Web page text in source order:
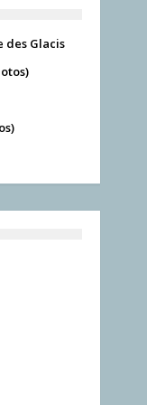
des Glacis